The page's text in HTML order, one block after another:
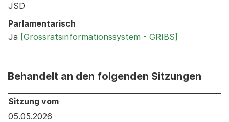
JSD
Parlamentarisch
Ja [Grossratsinformationssystem - GRIBS]
Behandelt an den folgenden Sitzungen
Behandelt an den folgenden Sitzungen: Informationen
Sitzung vom
05.05.2026